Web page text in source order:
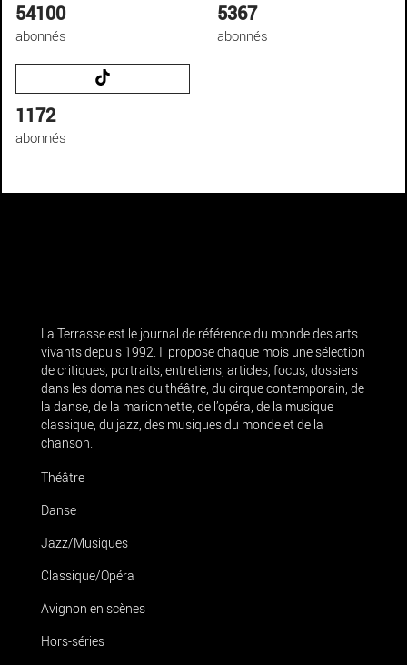
54100
abonnés
5367
abonnés
1172
abonnés
La Terrasse est le journal de référence du monde des arts
vivants depuis 1992. Il propose chaque mois une sélection
de critiques, portraits, entretiens, articles, focus, dossiers
dans les domaines du théâtre, du cirque contemporain, de
la danse, de la marionnette, de l’opéra, de la musique
classique, du jazz, des musiques du monde et de la
chanson.
Théâtre
Danse
Jazz/Musiques
Classique/Opéra
Avignon en scènes
Hors-séries